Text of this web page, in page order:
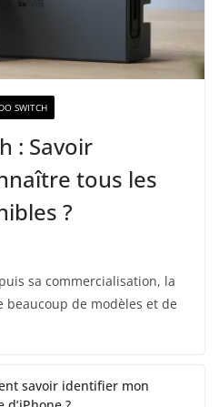
SWITCH
: Savoir
tous les
?
sa commercialisation, la
beaucoup de modèles et de
savoir identifier mon